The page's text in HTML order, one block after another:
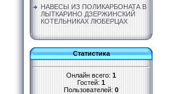
НАВЕСЫ ИЗ ПОЛИКАРБОНАТА В
ЛЫТКАРИНО ДЗЕРЖИНСКИЙ
КОТЕЛЬНИКАХ ЛЮБЕРЦАХ
Статистика
Онлайн всего: 1
Гостей: 1
Пользователей: 0